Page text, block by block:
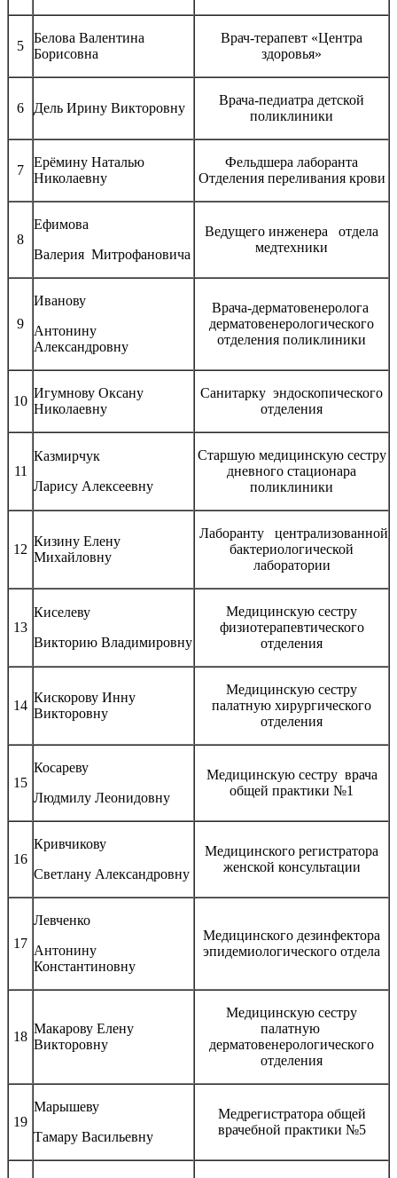
5
Белова Валентина
Борисовна
Врач-терапевт «Центра
здоровья»
6 Дель Ирину Викторовну
Врача-педиатра детской
поликлиники
7
Ерёмину Наталью
Николаевну
Фельдшера лаборанта
Отделения переливания крови
8
Ефимова
Валерия Митрофановича
Ведущего инженера отдела
медтехники
9
Иванову
Антонину
Александровну
Врача-дерматовенеролога
дерматовенерологического
отделения поликлиники
10
Игумнову Оксану
Николаевну
Санитарку эндоскопического
отделения
11
Казмирчук
Ларису Алексеевну
Старшую медицинскую сестру
дневного стационара
поликлиники
12
Кизину Елену
Михайловну
Лаборанту централизованной
бактериологической
лаборатории
13
Киселеву
Викторию Владимировну
Медицинскую сестру
физиотерапевтического
отделения
14
Кискорову Инну
Викторовну
Медицинскую сестру
палатную хирургического
отделения
15
Косареву
Людмилу Леонидовну
Медицинскую сестру врача
общей практики №1
16
Кривчикову
Светлану Александровну
Медицинского регистратора
женской консультации
17
Левченко
Антонину
Константиновну
Медицинского дезинфектора
эпидемиологического отдела
18
Макарову Елену
Викторовну
Медицинскую сестру
палатную
дерматовенерологического
отделения
19
Марышеву
Тамару Васильевну
Медрегистратора общей
врачебной практики №5